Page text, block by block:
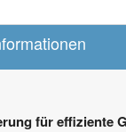
für effiziente